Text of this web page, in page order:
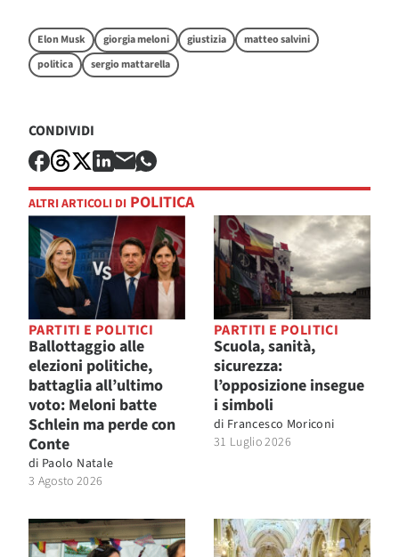
Elon Musk giorgia meloni giustizia
matteo salvini
politica
sergio mattarella
CONDIVIDI
ALTRI ARTICOLI DI POLITICA
PARTITI E POLITICI
Ballottaggio alle
elezioni politiche,
battaglia all’ultimo
voto: Meloni batte
Schlein ma perde con
Conte
di Paolo Natale
3 Agosto 2026
PARTITI E POLITICI
Scuola, sanità,
sicurezza:
l’opposizione insegue
i simboli
di Francesco Moriconi
31 Luglio 2026